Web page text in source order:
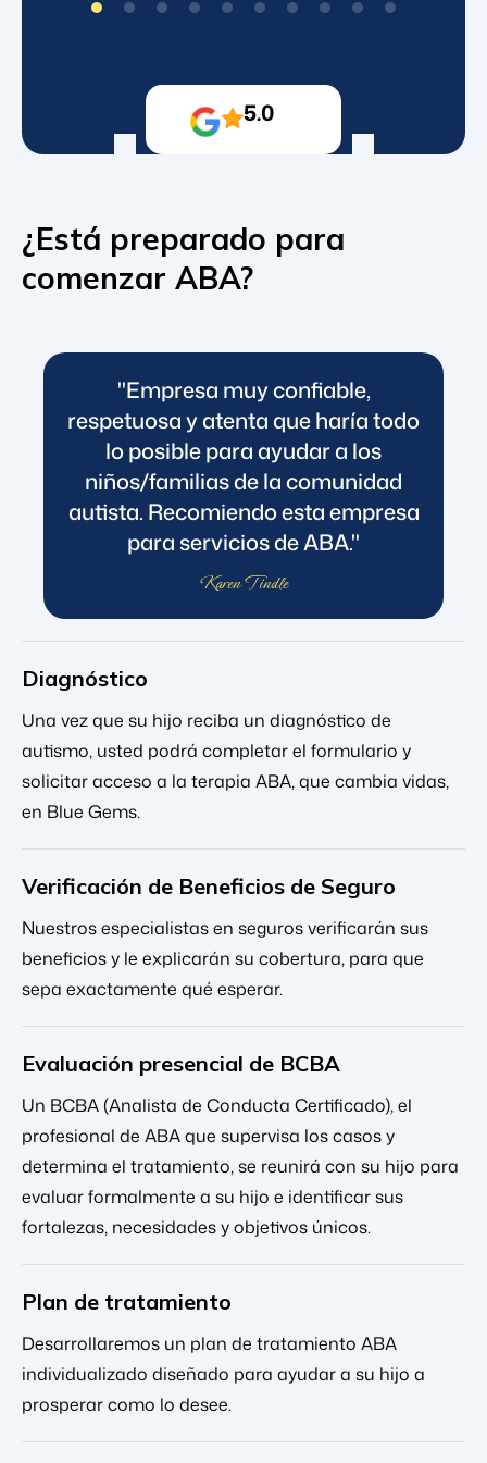
5.0
¿Está preparado para
comenzar ABA?
"Empresa muy confiable,
respetuosa y atenta que haría todo
lo posible para ayudar a los
niños/familias de la comunidad
autista. Recomiendo esta empresa
para servicios de ABA."
Karen Tindle
Diagnóstico
Una vez que su hijo reciba un diagnóstico de
autismo, usted podrá completar el formulario y
solicitar acceso a la terapia ABA, que cambia vidas,
en Blue Gems.
Verificación de Beneficios de Seguro
Nuestros especialistas en seguros verificarán sus
beneficios y le explicarán su cobertura, para que
sepa exactamente qué esperar.
Evaluación presencial de BCBA
Un BCBA (Analista de Conducta Certificado), el
profesional de ABA que supervisa los casos y
determina el tratamiento, se reunirá con su hijo para
evaluar formalmente a su hijo e identificar sus
fortalezas, necesidades y objetivos únicos.
Plan de tratamiento
Desarrollaremos un plan de tratamiento ABA
individualizado diseñado para ayudar a su hijo a
prosperar como lo desee.